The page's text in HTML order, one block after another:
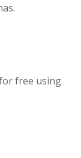
free using